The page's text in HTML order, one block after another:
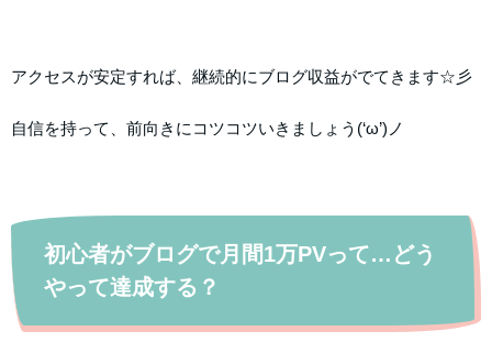
アクセスが安定すれば、継続的にブログ収益がでてきます☆彡
自信を持って、前向きにコツコツいきましょう(‘ω’)ノ
初心者がブログで月間1万PVって…どう
やって達成する？